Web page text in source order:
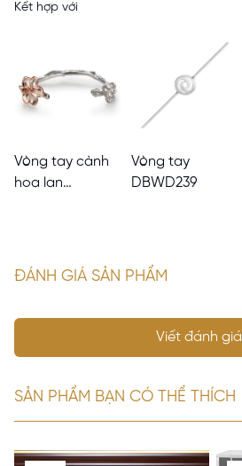
Kết hợp với
Vòng tay cành
hoa lan
Vòng tay
DBWD239
ĐÁNH GIÁ SẢN PHẨM
Viết đánh giá
SẢN PHẨM BẠN CÓ THỂ THÍCH